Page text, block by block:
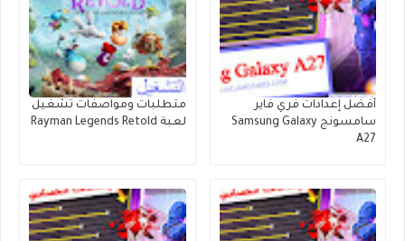
أفضل إعدادات فري فاير
سامسونج Samsung Galaxy
A27
متطلبات ومواصفات تشغيل
لعبة Rayman Legends Retold